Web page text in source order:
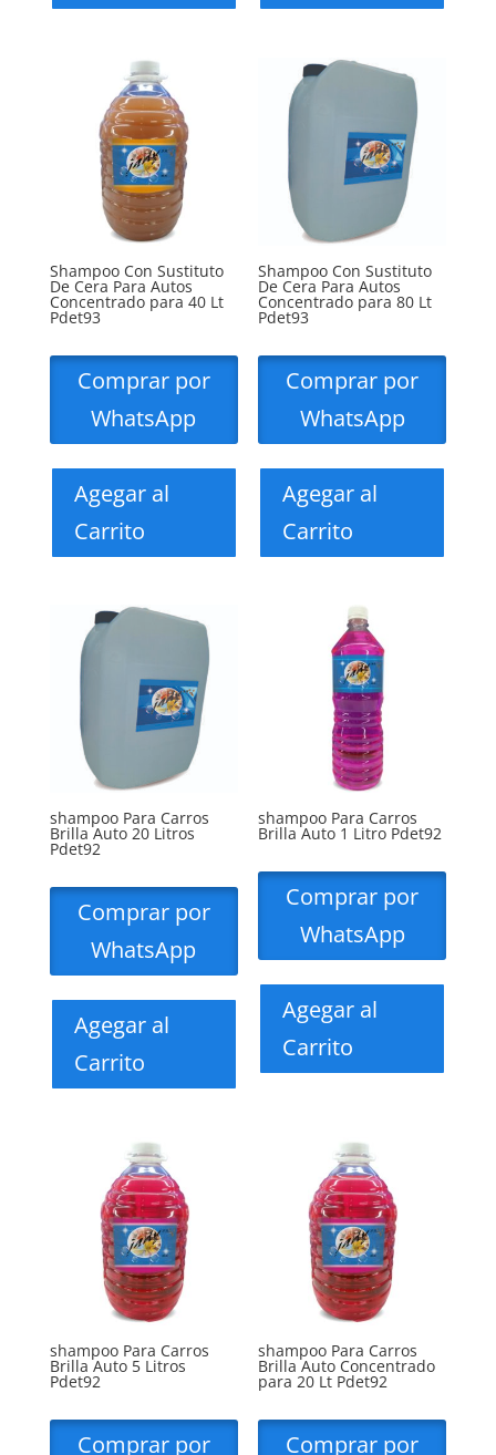
Shampoo Con Sustituto
De Cera Para Autos
Concentrado para 40 Lt
Pdet93
Comprar por
WhatsApp
Agegar al
Carrito
Shampoo Con Sustituto
De Cera Para Autos
Concentrado para 80 Lt
Pdet93
Comprar por
WhatsApp
Agegar al
Carrito
shampoo Para Carros
Brilla Auto 20 Litros
Pdet92
Comprar por
WhatsApp
Agegar al
Carrito
shampoo Para Carros
Brilla Auto 1 Litro Pdet92
Comprar por
WhatsApp
Agegar al
Carrito
shampoo Para Carros
Brilla Auto 5 Litros
Pdet92
Comprar por
shampoo Para Carros
Brilla Auto Concentrado
para 20 Lt Pdet92
Comprar por